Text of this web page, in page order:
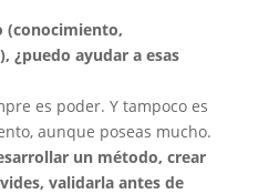
(conocimiento,
¿puedo ayudar a esas
es poder. Y tampoco es
aunque poseas mucho.
un método, crear
validarla antes de